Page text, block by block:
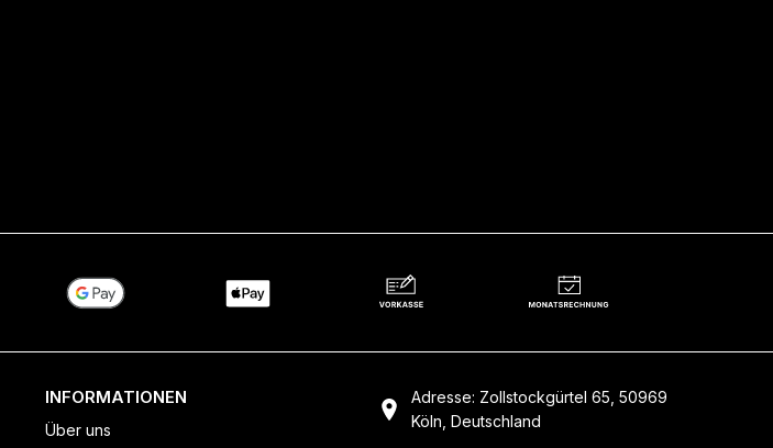
INFORMATIONEN
Über uns
Adresse: Zollstockgürtel 65, 50969
Köln, Deutschland